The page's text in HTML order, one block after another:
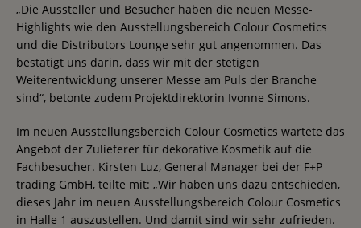
„Die Aussteller und Besucher haben die neuen Messe-
Highlights wie den Ausstellungsbereich Colour Cosmetics
und die Distributors Lounge sehr gut angenommen. Das
bestätigt uns darin, dass wir mit der stetigen
Weiterentwicklung unserer Messe am Puls der Branche
sind“, betonte zudem Projektdirektorin Ivonne Simons.
Im neuen Ausstellungsbereich Colour Cosmetics wartete das
Angebot der Zulieferer für dekorative Kosmetik auf die
Fachbesucher. Kirsten Luz, General Manager bei der F+P
trading GmbH, teilte mit: „Wir haben uns dazu entschieden,
dieses Jahr im neuen Ausstellungsbereich Colour Cosmetics
in Halle 1 auszustellen. Und damit sind wir sehr zufrieden.